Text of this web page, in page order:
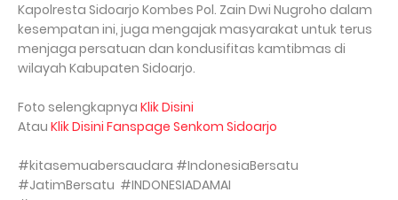
Kapolresta Sidoarjo Kombes Pol. Zain Dwi Nugroho dalam
kesempatan ini, juga mengajak masyarakat untuk terus
menjaga persatuan dan kondusifitas kamtibmas di
wilayah Kabupaten Sidoarjo.
Foto selengkapnya Klik Disini
Atau Klik Disini Fanspage Senkom Sidoarjo
#kitasemuabersaudara #IndonesiaBersatu
#JatimBersatu #INDONESIADAMAI